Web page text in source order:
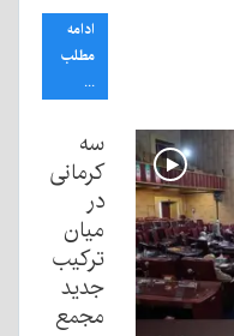
ادامه
مطلب
...
سه
کرمانی
در
میان
ترکیب
جدید
مجمع